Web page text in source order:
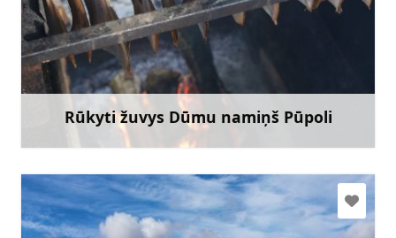
Rūkyti žuvys Dūmu namiņš Pūpoli
edijux@inbox.lv
+371 27650997
Eik su
Sužinoti daugiau